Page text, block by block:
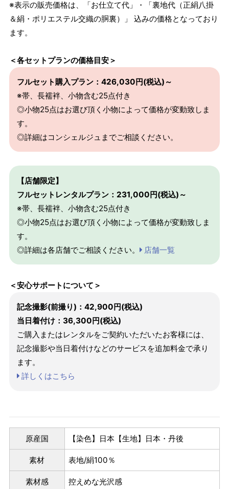
パターンオーダー（弊社規定のS～LLサイズより、身長・
ヒップを目安にサイズをお選びいただく）
マイサイズでお仕立て（お客様の希望サイズでお仕立て）
※表示の販売価格は、「お仕立て代」・「裏地代（正絹八掛
＆絹・ポリエステル交織の胴裏）」 込みの価格となっており
ます。
＜各セットプランの価格目安＞
フルセット購入プラン：426,030円(税込)～
※帯、長襦袢、小物含む25点付き
◎小物25点はお選び頂く小物によって価格が変動致しま
す。
◎詳細はコンシェルジュまでご相談ください。
【店舗限定】
フルセットレンタルプラン：231,000円(税込)～
※帯、長襦袢、小物含む25点付き
◎小物25点はお選び頂く小物によって価格が変動致しま
す。
◎詳細は各店舗でご相談ください。
店舗一覧
＜安心サポートについて＞
記念撮影(前撮り)：42,900円(税込)
当日着付け：36,300円(税込)
ご購入またはレンタルをご契約いただいたお客様には、
記念撮影や当日着付けなどのサービスを追加料金で承り
ます。
詳しくはこちら
原産国 【染色】日本【生地】日本・丹後
素材 表地/絹100％
素材感 控えめな光沢感